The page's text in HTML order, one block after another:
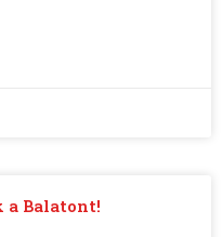
a Balatont!